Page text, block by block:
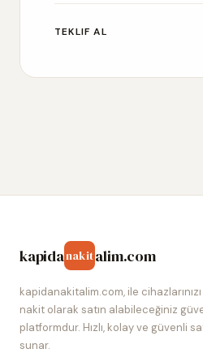
TEKLIF AL
kapidanakitalim.com
kapidanakitalim.com, ile cihazlarınızı
nakit olarak satın alabileceğiniz
platformdur. Hızlı, kolay ve güvenli
sunar.